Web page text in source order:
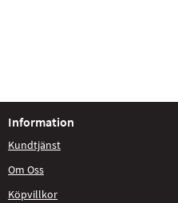
Information
Kundtjänst
Om Oss
Köpvillkor